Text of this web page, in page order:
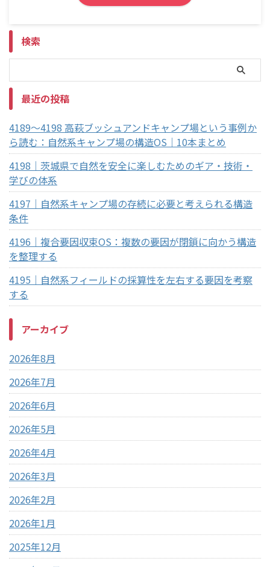
検索
最近の投稿
4189～4198 高萩ブッシュアンドキャンプ場という事例か
ら読む：自然系キャンプ場の構造OS｜10本まとめ
4198｜茨城県で自然を安全に楽しむためのギア・技術・
学びの体系
4197｜自然系キャンプ場の存続に必要と考えられる構造
条件
4196｜複合要因収束OS：複数の要因が閉鎖に向かう構造
を整理する
4195｜自然系フィールドの採算性を左右する要因を考察
する
アーカイブ
2026年8月
2026年7月
2026年6月
2026年5月
2026年4月
2026年3月
2026年2月
2026年1月
2025年12月